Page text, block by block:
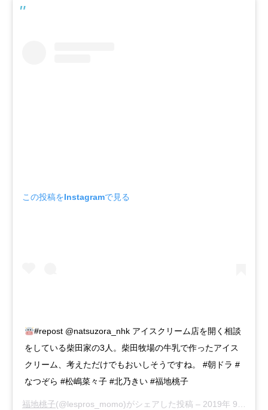
この投稿をInstagramで見る
#repost @natsuzora_nhk アイスクリーム店を開く相談
をしている柴田家の3人。柴田牧場の牛乳で作ったアイス
クリーム、考えただけでもおいしそうですね。 #朝ドラ #
なつぞら #松嶋菜々子 #北乃きい #福地桃子
福地桃子(@lespros_momo)がシェアした投稿 – 2019年 9月月20日午後4時19分PDT